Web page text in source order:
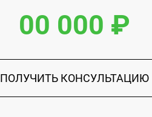
00 000 ₽
ПОЛУЧИТЬ КОНСУЛЬТАЦИЮ